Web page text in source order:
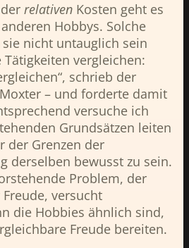
relativen Kosten geht es
Hobbys. Solche
nicht untauglich sein
vergleichen:
schrieb der
– und forderte damit
versuche ich
Grundsätzen leiten
der Grenzen der
derselben bewusst zu sein.
Problem, der
versucht
die Hobbies ähnlich sind,
Freude bereiten.